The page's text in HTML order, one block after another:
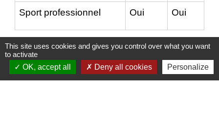
Sport professionnel Oui Oui
Textes de référence
This site uses cookies and gives you control over what you want
to activate
OK, accept all
Deny all cookies Personalize